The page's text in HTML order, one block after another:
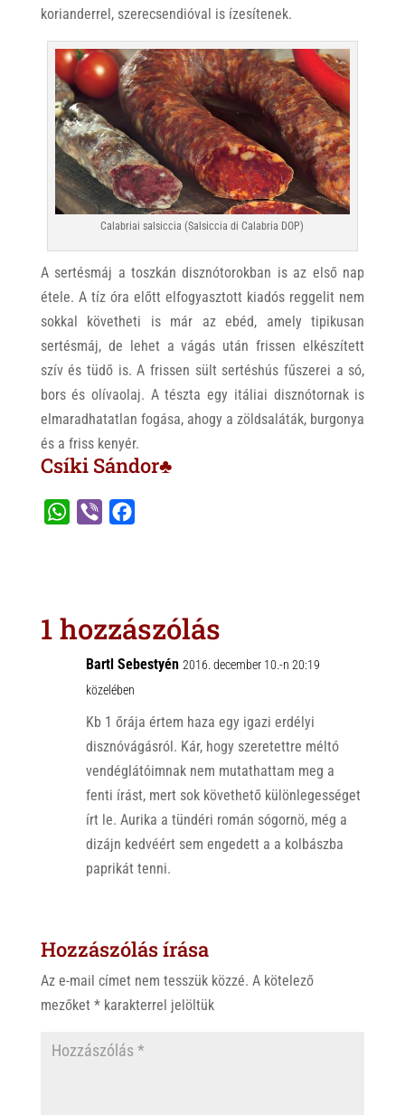
korianderrel, szerecsendióval is ízesítenek.
Calabriai salsiccia (Salsiccia di Calabria DOP)
A sertésmáj a toszkán disznótorokban is az első nap
étele. A tíz óra előtt elfogyasztott kiadós reggelit nem
sokkal követheti is már az ebéd, amely tipikusan
sertésmáj, de lehet a vágás után frissen elkészített
szív és tüdő is. A frissen sült sertéshús fűszerei a só,
bors és olívaolaj. A tészta egy itáliai disznótornak is
elmaradhatatlan fogása, ahogy a zöldsaláták, burgonya
és a friss kenyér.
Csíki Sándor♣
A
o
o
1 hozzászólás
Bartl Sebestyén 2016. december 10.-n 20:19
közelében
Kb 1 őrája értem haza egy igazi erdélyi
disznóvágásról. Kár, hogy szeretettre méltó
vendéglátóimnak nem mutathattam meg a
fenti írást, mert sok követhető különlegességet
írt le. Aurika a tündéri román sógornö, még a
dizájn kedvéért sem engedett a a kolbászba
paprikát tenni.
Hozzászólás írása
Az e-mail címet nem tesszük közzé. A kötelező
mezőket *karakterrel jelöltük